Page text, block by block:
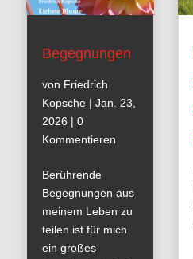
Begegnungen
von Friedrich
Kopsche| Jan. 23,
2026 | 0
Kommentieren
Berührende
Begegnungen aus
meinem Leben zu
teilen ist für mich
ein großes